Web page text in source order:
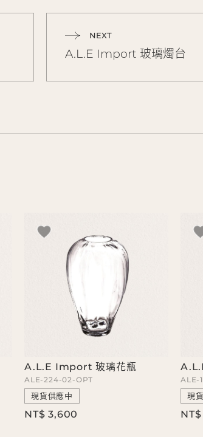
NEXT
A.L.E Import 玻璃燭台
A.L.E Import 玻璃花瓶
ALE-224-02-OPT
現貨供應中
NT$ 3,600
ALE-
現